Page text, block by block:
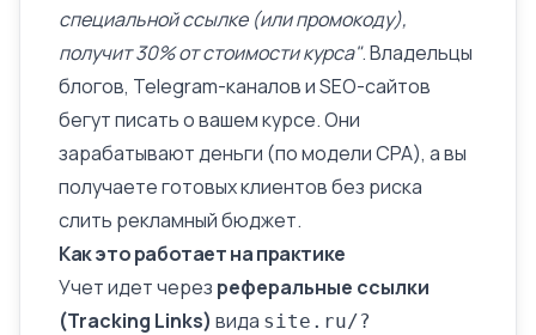
специальной ссылке (или промокоду),
получит 30% от стоимости курса". Владельцы
блогов, Telegram-каналов и SEO-сайтов
бегут писать о вашем курсе. Они
зарабатывают деньги (по моделиCPA), а вы
получаете готовых клиентов без риска
слить рекламный бюджет.
Как это работает на практике
Учет идет через реферальные ссылки
(Tracking Links) вида site.ru/?